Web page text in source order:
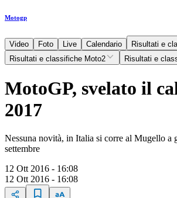
Motogp
Video Foto Live Calendario
Risultati e
Risultati e classifiche Moto2
Risultati e
MotoGP, svelato il
2017
Nessuna novità, in Italia si corre al Mugello a
settembre
12 Ott 2016 - 16:08
12 Ott 2016 - 16:08